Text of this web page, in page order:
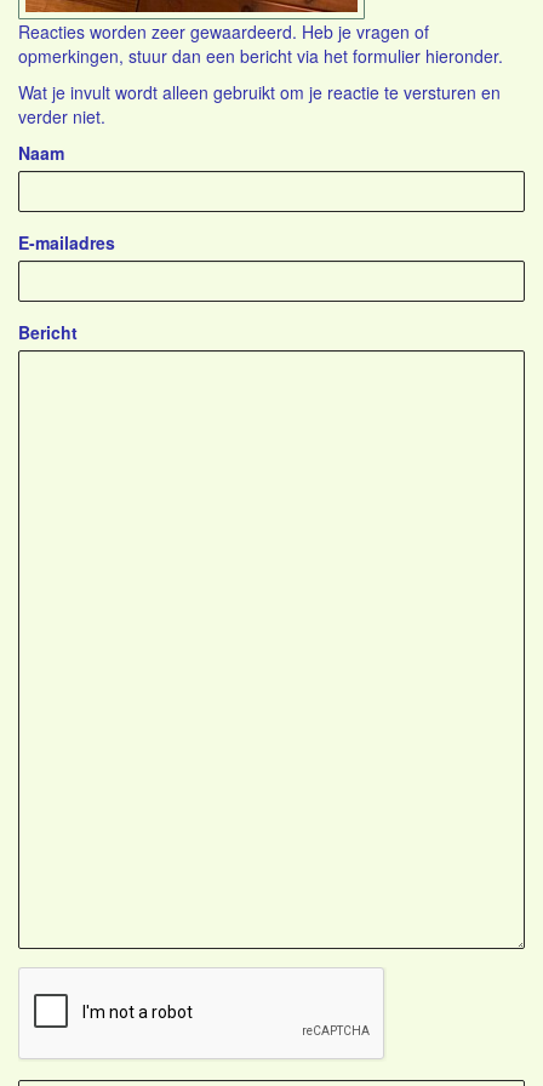
Reacties worden zeer gewaardeerd. Heb je vragen of
opmerkingen, stuur dan een bericht via het formulier hieronder.
Wat je invult wordt alleen gebruikt om je reactie te versturen en
verder niet.
Naam
E-mailadres
Bericht